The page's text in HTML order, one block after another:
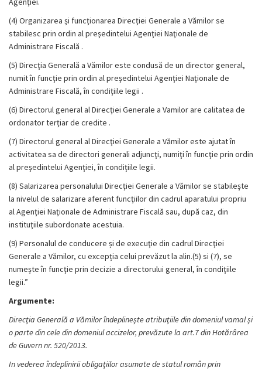
(4) Organizarea şi funcţionarea Direcţiei Generale a Vămilor se
stabilesc prin ordin al preşedintelui Agenţiei Naţionale de
Administrare Fiscală .
(5) Direcţia Generală a Vămilor este condusă de un director general,
numit în funcţie prin ordin al preşedintelui Agenţiei Naţionale de
Administrare Fiscală, în condițiile legii .
(6) Directorul general al Direcţiei Generale a Vamilor are calitatea de
ordonator terţiar de credite .
(7) Directorul general al Direcţiei Generale a Vămilor este ajutat în
activitatea sa de directori generali adjuncţi, numiţi în funcţie prin ordin
al preşedintelui Agenţiei, în condițiile legii.
(8) Salarizarea personalului Direcţiei Generale a Vămilor se stabileşte
la nivelul de salarizare aferent funcţiilor din cadrul aparatului propriu
al Agenţiei Naţionale de Administrare Fiscală sau, după caz, din
instituţiile subordonate acestuia.
(9) Personalul de conducere și de execuţie din cadrul Direcţiei
Generale a Vămilor, cu excepția celui prevăzut la alin.(5) si (7), se
numește în funcţie prin decizie a directorului general, în condiţiile
legii.”
Argumente:
Direcţia Generală a Vămilor îndeplineşte atribuţiile din domeniul vamal şi
o parte din cele din domeniul accizelor, prevăzute la art.7 din Hotărârea
de Guvern nr. 520/2013.
In vederea îndeplinirii obligaţiilor asumate de statul român prin